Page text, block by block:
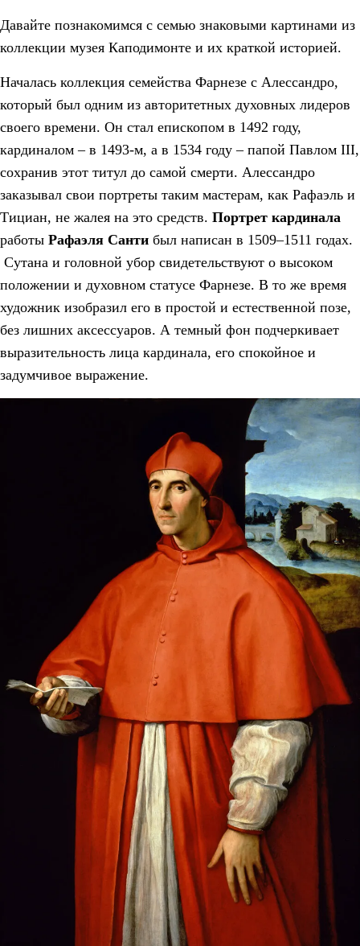
Давайте познакомимся с семью знаковыми картинами из
коллекции музея Каподимонте и их краткой историей.
Началась коллекция семейства Фарнезе с Алессандро,
который был одним из авторитетных духовных лидеров
своего времени. Он стал епископом в 1492 году,
кардиналом – в 1493-м, а в 1534 году – папой Павлом III,
сохранив этот титул до самой смерти. Алессандро
заказывал свои портреты таким мастерам, как Рафаэль и
Тициан, не жалея на это средств. Портрет кардинала
работы Рафаэля Санти был написан в 1509–1511 годах.
Сутана и головной убор свидетельствуют о высоком
положении и духовном статусе Фарнезе. В то же время
художник изобразил его в простой и естественной позе,
без лишних аксессуаров. А темный фон подчеркивает
выразительность лица кардинала, его спокойное и
задумчивое выражение.